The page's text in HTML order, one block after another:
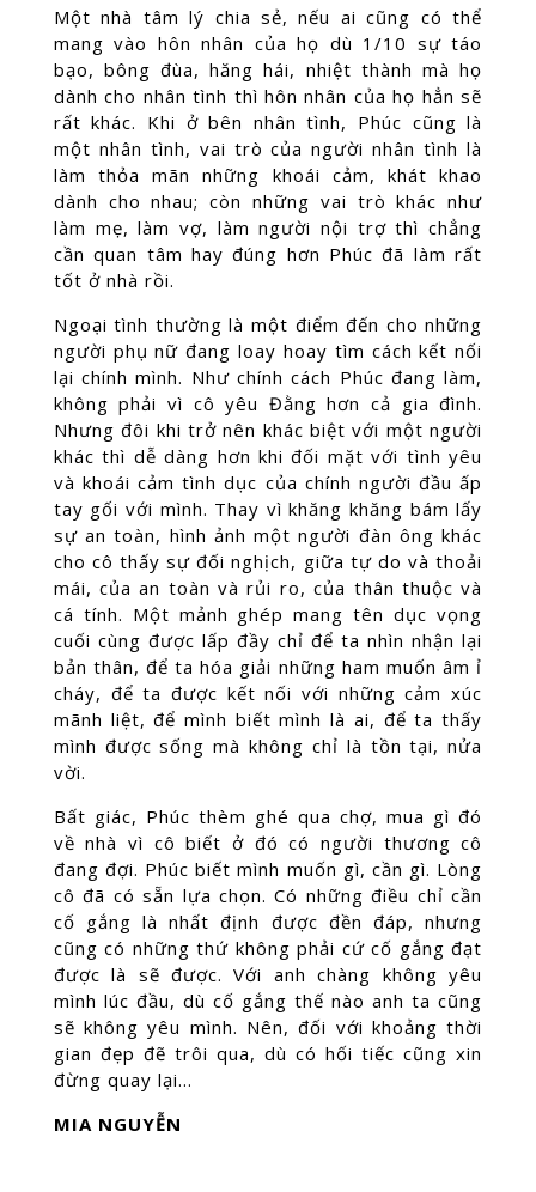
Một nhà tâm lý chia sẻ, nếu ai cũng có thể
mang vào hôn nhân của họ dù 1/10 sự táo
bạo, bông đùa, hăng hái, nhiệt thành mà họ
dành cho nhân tình thì hôn nhân của họ hẳn sẽ
rất khác. Khi ở bên nhân tình, Phúc cũng là
một nhân tình, vai trò của người nhân tình là
làm thỏa mãn những khoái cảm, khát khao
dành cho nhau; còn những vai trò khác như
làm mẹ, làm vợ, làm người nội trợ thì chẳng
cần quan tâm hay đúng hơn Phúc đã làm rất
tốt ở nhà rồi.
Ngoại tình thường là một điểm đến cho những
người phụ nữ đang loay hoay tìm cách kết nối
lại chính mình. Như chính cách Phúc đang làm,
không phải vì cô yêu Đằng hơn cả gia đình.
Nhưng đôi khi trở nên khác biệt với một người
khác thì dễ dàng hơn khi đối mặt với tình yêu
và khoái cảm tình dục của chính người đầu ấp
tay gối với mình. Thay vì khăng khăng bám lấy
sự an toàn, hình ảnh một người đàn ông khác
cho cô thấy sự đối nghịch, giữa tự do và thoải
mái, của an toàn và rủi ro, của thân thuộc và
cá tính. Một mảnh ghép mang tên dục vọng
cuối cùng được lấp đầy chỉ để ta nhìn nhận lại
bản thân, để ta hóa giải những ham muốn âm ỉ
cháy, để ta được kết nối với những cảm xúc
mãnh liệt, để mình biết mình là ai, để ta thấy
mình được sống mà không chỉ là tồn tại, nửa
vời.
Bất giác, Phúc thèm ghé qua chợ, mua gì đó
về nhà vì cô biết ở đó có người thương cô
đang đợi. Phúc biết mình muốn gì, cần gì. Lòng
cô đã có sẵn lựa chọn. Có những điều chỉ cần
cố gắng là nhất định được đền đáp, nhưng
cũng có những thứ không phải cứ cố gắng đạt
được là sẽ được. Với anh chàng không yêu
mình lúc đầu, dù cố gắng thế nào anh ta cũng
sẽ không yêu mình. Nên, đối với khoảng thời
gian đẹp đẽ trôi qua, dù có hối tiếc cũng xin
đừng quay lại…
MIA NGUYỄN